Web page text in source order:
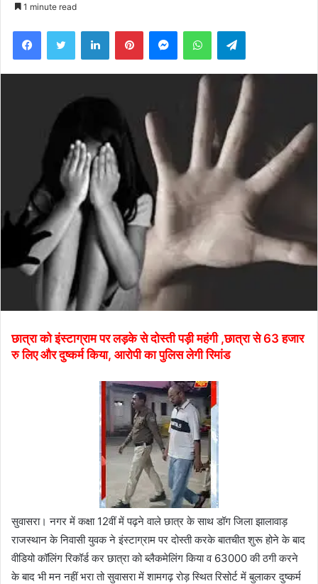
1 minute read
FacebookTwitter LinkedInPinterestMessengerWhatsAppTelegram
छात्रा को इंस्टाग्राम पर लड़के से दोस्ती पड़ी महंगी ,छात्रा से 63 हजार
रु लिए और दुष्कर्म किया, आरोपी का पुलिस लेगी रिमांड
सुवासरा। नगर में कक्षा 12वीं में पढ़ने वाले छात्र के साथ डॉग जिला झालावाड़
राजस्थान के निवासी युवक ने इंस्टाग्राम पर दोस्ती करके बातचीत शुरू होने के बाद
वीडियो कॉलिंग रिकॉर्ड कर छात्रा को ब्लैकमेलिंग किया व 63000 की ठगी करने
के बाद भी मन नहीं भरा तो सुवासरा में शामगढ़ रोड़ स्थित रिसोर्ट में बुलाकर दुष्कर्म